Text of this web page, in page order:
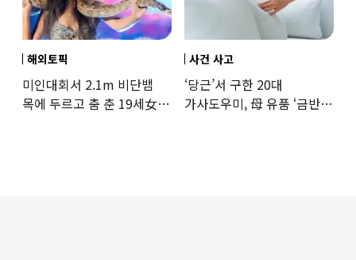
해외토픽
미인대회서 2.1m 비단뱀
목에 두르고 춤 춘 19세女
사건 사고
‘당근’서 구한 20대
가사도우미, 母 유품 ‘금반지